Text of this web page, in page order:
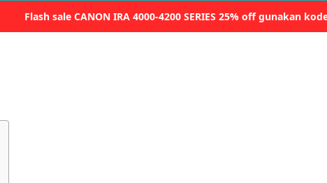
Flash sale CANON IRA 4000-4200 SERIES 25% off gunakan